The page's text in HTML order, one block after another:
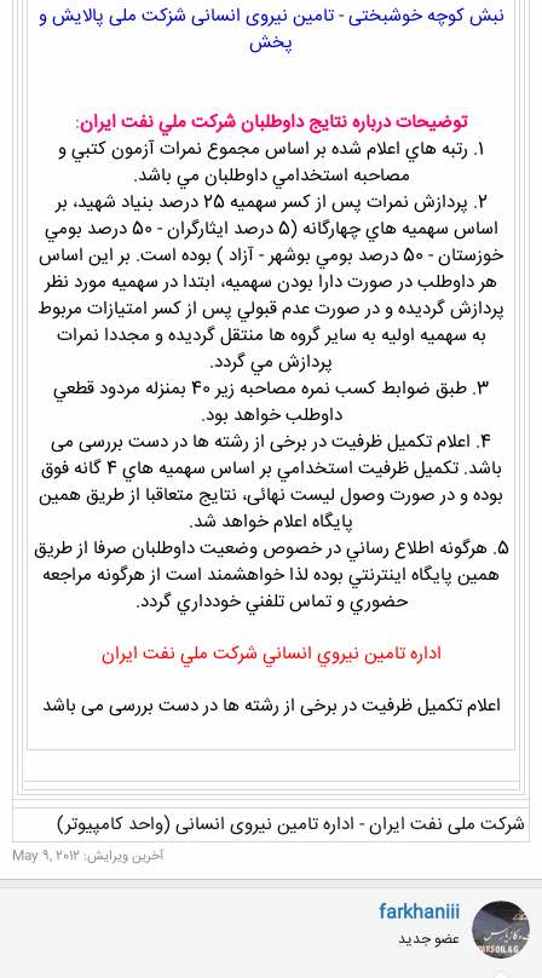
نبش کوچه خوشبختی - تامین نیروی انسانی شزکت ملی پالایش و
پخش
توضيحات درباره نتايج داوطلبان شركت ملي نفت ايران:
1. رتبه هاي اعلام شده بر اساس مجموع نمرات آزمون كتبي و
مصاحبه استخدامي داوطلبان مي باشد.
2. پردازش نمرات پس از كسر سهميه 25 درصد بنياد شهيد، بر
اساس سهميه هاي چهارگانه (5 درصد ايثارگران - 50 درصد بومي
خوزستان - 50 درصد بومي بوشهر - آزاد ) بوده است. بر اين اساس
هر داوطلب در صورت دارا بودن سهميه، ابتدا در سهميه مورد نظر
پردازش گرديده و در صورت عدم قبولي پس از كسر امتيازات مربوط
به سهميه اوليه به ساير گروه ها منتقل گرديده و مجددا نمرات
پردازش مي گردد.
3. طبق ضوابط كسب نمره مصاحبه زير 40 بمنزله مردود قطعي
داوطلب خواهد بود.
4. اعلام تکمیل ظرفیت در برخی از رشته ها در دست بررسی می
باشد.
تكميل ظرفيت استخدامي بر اساس سهميه هاي 4 گانه فوق
بوده و در صورت وصول لیست نهائی، نتایج متعاقبا از طریق همین
پایگاه اعلام خواهد شد.
5. هرگونه اطلاع رساني در خصوص وضعيت داوطلبان صرفا از طريق
همين پايگاه اينترنتي بوده لذا خواهشمند است از هرگونه مراجعه
حضوري و تماس تلفني خودداري گردد.
اداره تامين نيروي انساني شركت ملي نفت ايران
اعلام تکمیل ظرفیت در برخی از رشته ها در دست بررسی می باشد
شرکت ملی نفت ایران - اداره تامین نیروی انسانی (واحد کامپیوتر)
آخرین ویرایش: May 9, 2012
farkhaniii
عضو جدید